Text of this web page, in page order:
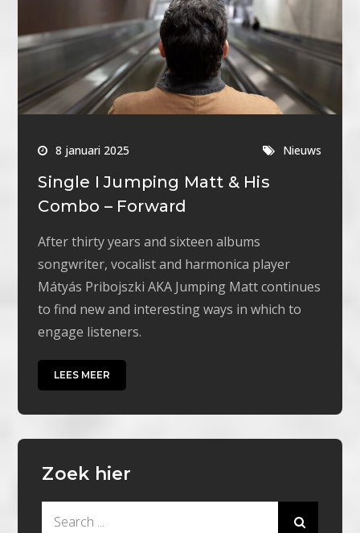
8 januari 2025 Nieuws
Single I Jumping Matt & His
Combo – Forward
After thirty years and sixteen albums
songwriter, vocalist and harmonica player
Mátyás Pribojszki AKA Jumping Matt continues
to find new and interesting ways in which to
engage listeners.
LEES MEER
Zoek hier
Search